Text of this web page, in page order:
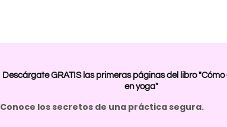
Descárgate GRATIS las primeras páginas del libro "Cómo
en yoga"
Conoce los secretos de una práctica segura.